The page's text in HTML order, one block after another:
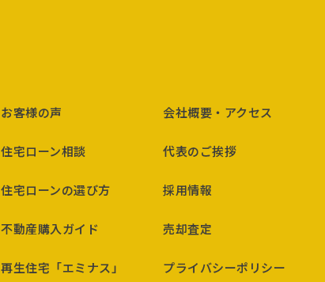
お客様の声
住宅ローン相談
住宅ローンの選び方
不動産購入ガイド
再生住宅「エミナス」
会社概要・アクセス
代表のご挨拶
採用情報
売却査定
プライバシーポリシー